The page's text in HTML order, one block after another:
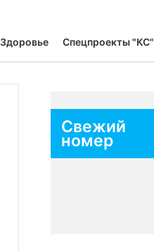
Здоровье Спецпроекты "КС"
Свежий
номер